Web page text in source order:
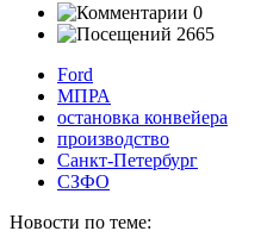
0
2665
Ford
МПРА
остановка конвейера
производство
Санкт-Петербург
СЗФО
Новости по теме: